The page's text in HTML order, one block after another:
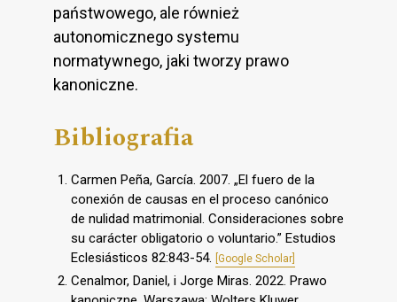
państwowego, ale również
autonomicznego systemu
normatywnego, jaki tworzy prawo
kanoniczne.
Bibliografia
Carmen Peña, García. 2007. „El fuero de la
conexión de causas en el proceso canónico
de nulidad matrimonial. Consideraciones sobre
su carácter obligatorio o voluntario.” Estudios
Eclesiásticos 82:843-54. [Google Scholar]
Cenalmor, Daniel, i Jorge Miras. 2022. Prawo